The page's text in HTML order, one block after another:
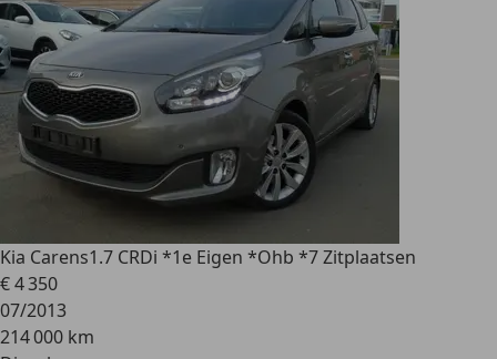
Kia Carens1.7 CRDi *1e Eigen *Ohb *7 Zitplaatsen
€ 4 350
07/2013
214 000 km